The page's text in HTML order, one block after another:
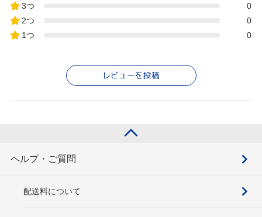
3つ
0
2つ
0
1つ
0
レビューを投稿
ヘルプ・ご質問
配送料について